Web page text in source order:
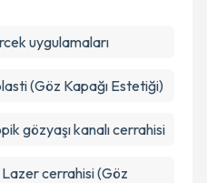
uygulamaları
(Göz Kapağı Estetiği)
gözyaşı kanalı cerrahisi
cerrahisi (Göz